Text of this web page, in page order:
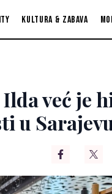
Kultura & zabava
već je
u